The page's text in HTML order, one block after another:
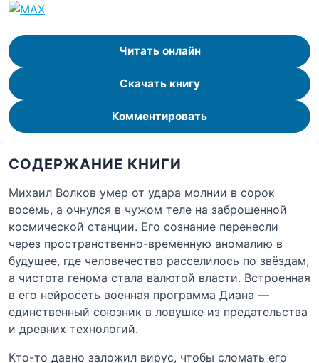
Читать онлайн
Скачать книгу
Комментировать
СОДЕРЖАНИЕ КНИГИ
Михаил Волков умер от удара молнии в сорок
восемь, а очнулся в чужом теле на заброшенной
космической станции. Его сознание перенесли
через пространственно-временную аномалию в
будущее, где человечество расселилось по звёздам,
а чистота генома стала валютой власти. Встроенная
в его нейросеть военная программа Диана —
единственный союзник в ловушке из предательства
и древних технологий.
Кто-то давно заложил вирус, чтобы сломать его